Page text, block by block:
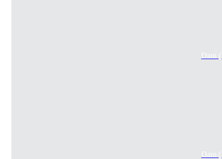
Dani
Dani